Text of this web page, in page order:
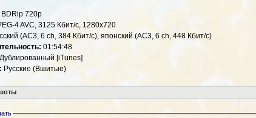
BDRip 720p
4 AVC, 3125 Кбит/с, 1280x720
(AC3, 6 ch, 384 Кбит/с), японский (AC3, 6 ch, 448 Кбит/с)
01:54:48
Дублированный [iTunes]
Русские (Вшитые)